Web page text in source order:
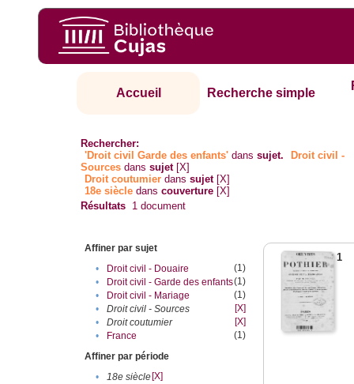
Accueil Recherche simple
Rechercher:
'Droit civil Garde des enfants' danssujet.
Droit civil -
Sources danssujet [X]
Droit coutumier danssujet [X]
18e siècle danscouverture [X]
Résultats 1 document
Affiner par sujet
•
Droit civil - Douaire
(1)
•
Droit civil - Garde des enfants(1)
•
Droit civil - Mariage
(1)
•
Droit civil - Sources
[X]
•
Droit coutumier
[X]
•
France
(1)
Affiner par période
•
18e siècle[X]
1